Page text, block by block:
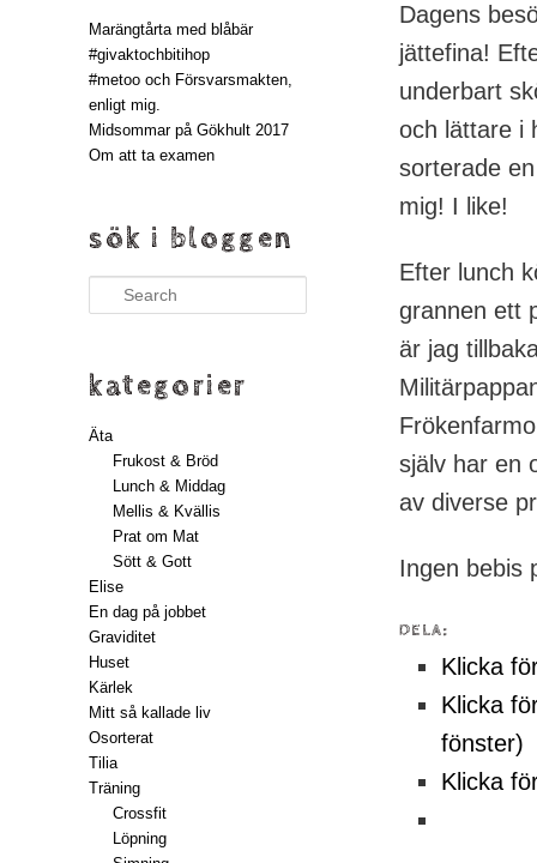
Dagens
jättefina!
underbart
och lättare i
sorterade
mig! I like!
Efter lunch
grannen ett
är jag
själv har en
av diverse
Ingen bebis
DELA:
Klicka
Klicka
fönster)
Klicka
Marängtårta med blåbär
#givaktochbitihop
#metoo och Försvarsmakten,
enligt mig.
Midsommar på Gökhult 2017
Om att ta examen
sök i bloggen
Search
kategorier
Äta
Frukost & Bröd
Lunch & Middag
Mellis & Kvällis
Prat om Mat
Sött & Gott
Elise
En dag på jobbet
Graviditet
Huset
Kärlek
Mitt så kallade liv
Osorterat
Tilia
Träning
Crossfit
Löpning